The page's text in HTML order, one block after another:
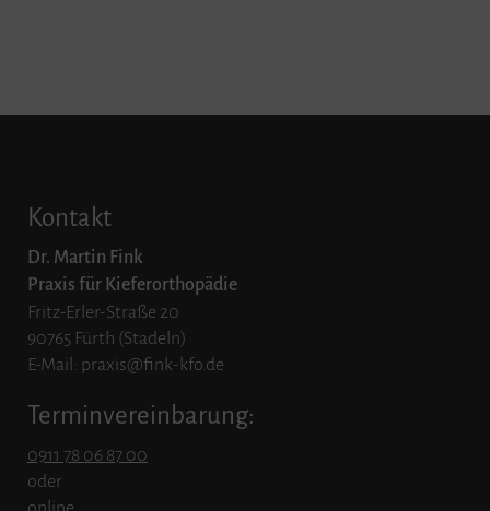
Kontakt
Dr. Martin Fink
Praxis für Kieferorthopädie
Fritz-Erler-Straße 20
90765 Fürth (Stadeln)
E-Mail: praxis@fink-kfo.de
Terminvereinbarung:
0911 78 06 87 00
oder